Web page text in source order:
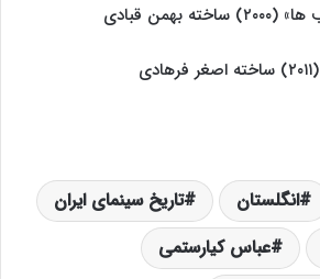
قبادی
انگلستان
تاریخ سینمای ایران
عباس کیارستمی